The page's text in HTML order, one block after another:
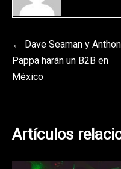
Navegación
de
Dave Seaman y
Pappa harán un B2B en
México
Artículos